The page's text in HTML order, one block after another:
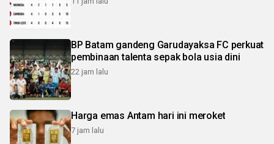
BP Batam gandeng Garudayaksa FC perkuat
pembinaan talenta sepak bola usia dini
22 jam lalu
Harga emas Antam hari ini meroket
7 jam lalu